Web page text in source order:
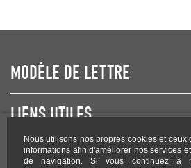
Nous utilisons nos propres cookies et ceux
informations afin d'améliorer nos services
de navigation. Si vous continuez à
MODÈLE DE LETTRE
LIENS UTILES
NEWSLETTER